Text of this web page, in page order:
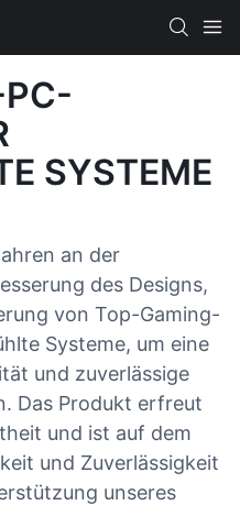
SYSTEME
an der
des Designs,
von Top-Gaming-
Systeme, um eine
und zuverlässige
Das Produkt erfreut
und ist auf dem
und Zuverlässigkeit
unseres